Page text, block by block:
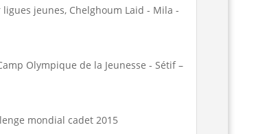
à la faculté des...Lire la suite
au calendrier des...Lire la suite
ligues jeunes, Chelghoum Laid - Mila -
Olympique de la Jeunesse - Sétif –
mondial cadet 2015